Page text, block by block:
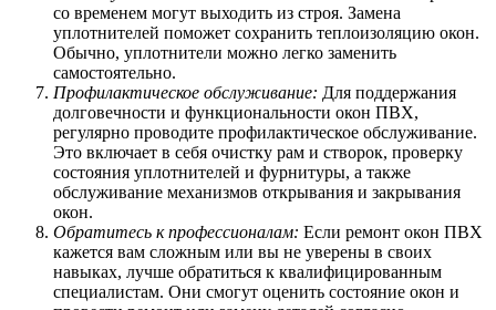
со временем могут выходить из строя. Замена
уплотнителей поможет сохранить теплоизоляцию окон.
Обычно, уплотнители можно легко заменить
самостоятельно.
Профилактическое обслуживание: Для поддержания
долговечности и функциональности окон ПВХ,
регулярно проводите профилактическое обслуживание.
Это включает в себя очистку рам и створок, проверку
состояния уплотнителей и фурнитуры, а также
обслуживание механизмов открывания и закрывания
окон.
Обратитесь к профессионалам: Если ремонт окон ПВХ
кажется вам сложным или вы не уверены в своих
навыках, лучше обратиться к квалифицированным
специалистам. Они смогут оценить состояние окон и